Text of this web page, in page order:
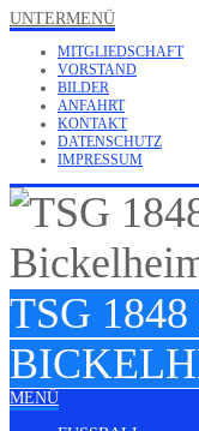
UNTERMENÜ
MITGLIEDSCHAFT
VORSTAND
BILDER
ANFAHRT
KONTAKT
DATENSCHUTZ
IMPRESSUM
TSG
MENÜ